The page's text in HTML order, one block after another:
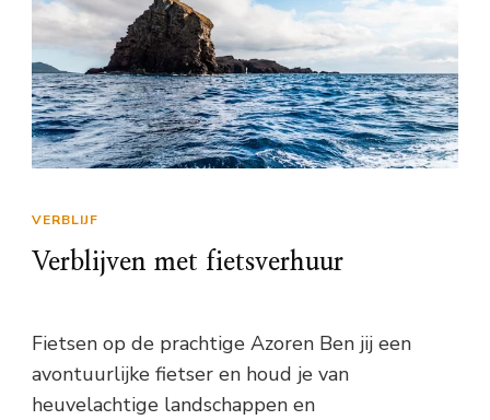
VERBLIJF
Verblijven met fietsverhuur
Fietsen op de prachtige Azoren Ben jij een
avontuurlijke fietser en houd je van
heuvelachtige landschappen en